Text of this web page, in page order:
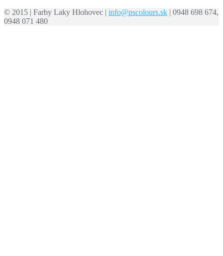
© 2015 | Farby Laky Hlohovec | info@pscolours.sk | 0948 698 674,
0948 071 480